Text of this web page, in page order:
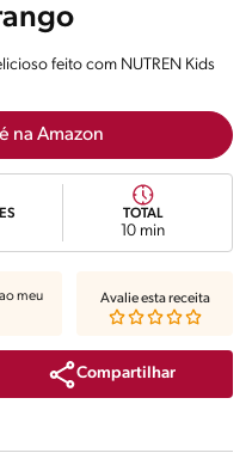
feito com NUTREN Kids
na Amazon
TOTAL
10 min
Compartilhar
meu
Avalie esta receita